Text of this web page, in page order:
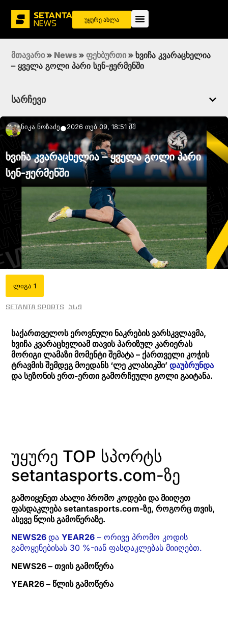
უყურე ახლა
მთავარი » News » ფეხბურთი » ხვიჩა კვარაცხელია
– ყველა გოლი პარი სენ-ჟერმენში
სარჩევი
Ნიკა Ნოზაძე●2026 თებ 09, 18:51 შშ
ხვიჩა კვარაცხელია – ყველა გოლი პარი
სენ-ჟერმენში
ლიგა 1
Setanta Sports პსჟ
საქართველოს ეროვნული ნაკრების ვარსკვლავმა,
ხვიჩა კვარაცხელიამ თავის პარიზულ კარიერას
მორიგი ლამაზი მომენტი შემატა – ქართველი კოჭის
ტრავმის შემდეგ მოედანს ‘ლე კლასიკში’ დაუბრუნდა
და სეზონის ერთ-ერთი გამორჩეული გოლი გაიტანა.
უყურე TOP სპორტს
setantasports.com-ზე
გამოიყენეთ ახალი პრომო კოდები და მიიღეთ
ფასდაკლება setantasports.com-ზე, როგორც თვის,
ასევე წლის გამოწერაზე.
NEWS26 და YEAR26 – ორივე პრომო კოდის
გამოყენებისას 30 %-იან ფასდაკლებას მიიღებთ.
NEWS26 – თვის გამოწერა
YEAR26 – წლის გამოწერა